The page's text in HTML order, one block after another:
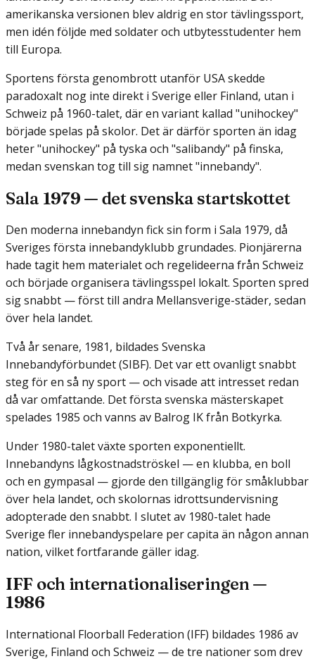
amerikanska versionen blev aldrig en stor tävlingssport,
men idén följde med soldater och utbytesstudenter hem
till Europa.
Sportens första genombrott utanför USA skedde
paradoxalt nog inte direkt i Sverige eller Finland, utan i
Schweiz på 1960-talet, där en variant kallad "unihockey"
började spelas på skolor. Det är därför sporten än idag
heter "unihockey" på tyska och "salibandy" på finska,
medan svenskan tog till sig namnet "innebandy".
Sala 1979 — det svenska startskottet
Den moderna innebandyn fick sin form i Sala 1979, då
Sveriges första innebandyklubb grundades. Pionjärerna
hade tagit hem materialet och regelideerna från Schweiz
och började organisera tävlingsspel lokalt. Sporten spred
sig snabbt — först till andra Mellansverige-städer, sedan
över hela landet.
Två år senare, 1981, bildades Svenska
Innebandyförbundet (SIBF). Det var ett ovanligt snabbt
steg för en så ny sport — och visade att intresset redan
då var omfattande. Det första svenska mästerskapet
spelades 1985 och vanns av Balrog IK från Botkyrka.
Under 1980-talet växte sporten exponentiellt.
Innebandyns lågkostnadströskel — en klubba, en boll
och en gympasal — gjorde den tillgänglig för småklubbar
över hela landet, och skolornas idrottsundervisning
adopterade den snabbt. I slutet av 1980-talet hade
Sverige fler innebandyspelare per capita än någon annan
nation, vilket fortfarande gäller idag.
IFF och internationaliseringen —
1986
International Floorball Federation (IFF) bildades 1986 av
Sverige, Finland och Schweiz — de tre nationer som drev